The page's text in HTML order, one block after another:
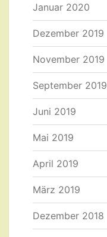
Januar 2020
Dezember 2019
November 2019
September 2019
Juni 2019
Mai 2019
April 2019
März 2019
Dezember 2018